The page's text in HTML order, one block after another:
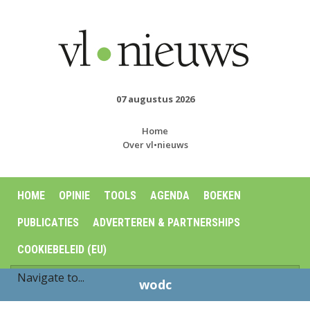
07 augustus 2026
Home
Over vl•nieuws
HOME OPINIE TOOLS AGENDA BOEKEN
PUBLICATIES ADVERTEREN & PARTNERSHIPS
COOKIEBELEID (EU)
wodc